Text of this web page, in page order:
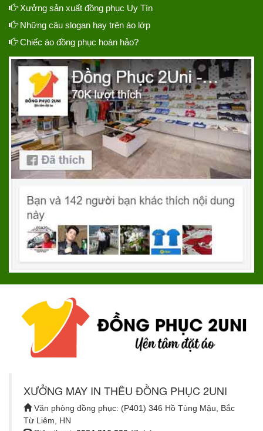
Xưởng sản xuất đồng phục Uy Tín
Những câu slogan hay trên áo lớp
Chiếc áo đồng phục hoàn hảo?
XƯỞNG MAY IN THÊU ĐỒNG PHỤC 2UNI
Văn phòng đồng phục: (P401) 346 Hồ Tùng Mậu, Bắc
Từ Liêm, HN